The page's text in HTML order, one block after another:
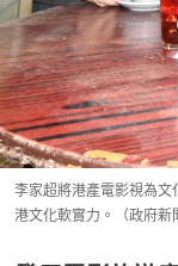
李家超將港產電影視為
港文化軟實力。（政府新